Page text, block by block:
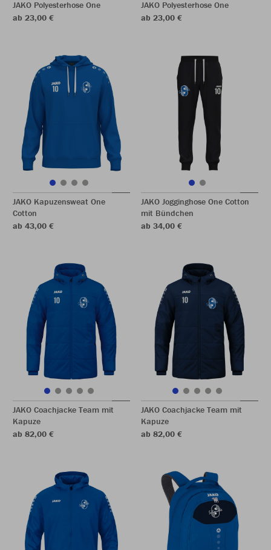
JAKO Polyesterhose One
ab 23,00 €
JAKO Polyesterhose One
ab 23,00 €
JAKO Kapuzensweat One
Cotton
ab 43,00 €
JAKO Jogginghose One Cotton
mit Bündchen
ab 34,00 €
JAKO Coachjacke Team mit
Kapuze
ab 82,00 €
JAKO Coachjacke Team mit
Kapuze
ab 82,00 €